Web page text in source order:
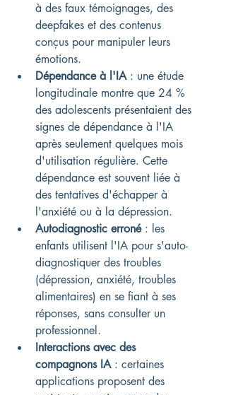
à des faux témoignages, des
deepfakes et des contenus
conçus pour manipuler leurs
émotions.
Dépendance à l'IA : une étude
longitudinale montre que 24 %
des adolescents présentaient des
signes de dépendance à l'IA
après seulement quelques mois
d'utilisation régulière. Cette
dépendance est souvent liée à
des tentatives d'échapper à
l'anxiété ou à la dépression.
Autodiagnostic erroné : les
enfants utilisent l'IA pour s'auto-
diagnostiquer des troubles
(dépression, anxiété, troubles
alimentaires) en se fiant à ses
réponses, sans consulter un
professionnel.
Interactions avec des
compagnons IA : certaines
applications proposent des